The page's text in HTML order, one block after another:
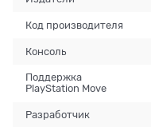
Код производителя
Консоль
Поддержка
PlayStation Move
Разработчик